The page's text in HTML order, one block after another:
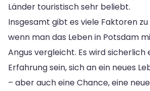
Länder touristisch sehr beliebt.
Insgesamt gibt es viele Faktoren
wenn man das Leben in Potsdam
Angus vergleicht. Es wird sicherlich
Erfahrung sein, sich an ein neues
– aber auch eine Chance, eine